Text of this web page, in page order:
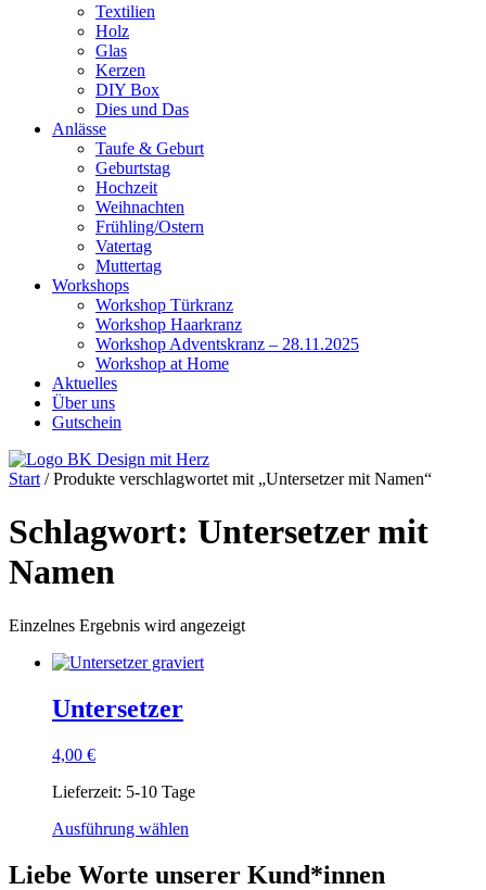
Textilien
Holz
Glas
Kerzen
DIY Box
Dies und Das
Anlässe
Taufe & Geburt
Geburtstag
Hochzeit
Weihnachten
Frühling/Ostern
Vatertag
Muttertag
Workshops
Workshop Türkranz
Workshop Haarkranz
Workshop Adventskranz – 28.11.2025
Workshop at Home
Aktuelles
Über uns
Gutschein
Start / Produkte verschlagwortet mit „Untersetzer mit Namen“
Schlagwort: Untersetzer mit
Namen
Einzelnes Ergebnis wird angezeigt
Untersetzer
4,00 €
Lieferzeit: 5-10 Tage
Ausführung wählen
Liebe Worte unserer Kund*innen